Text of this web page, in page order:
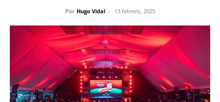
Por Hugo Vidal - 13 febrero, 2025